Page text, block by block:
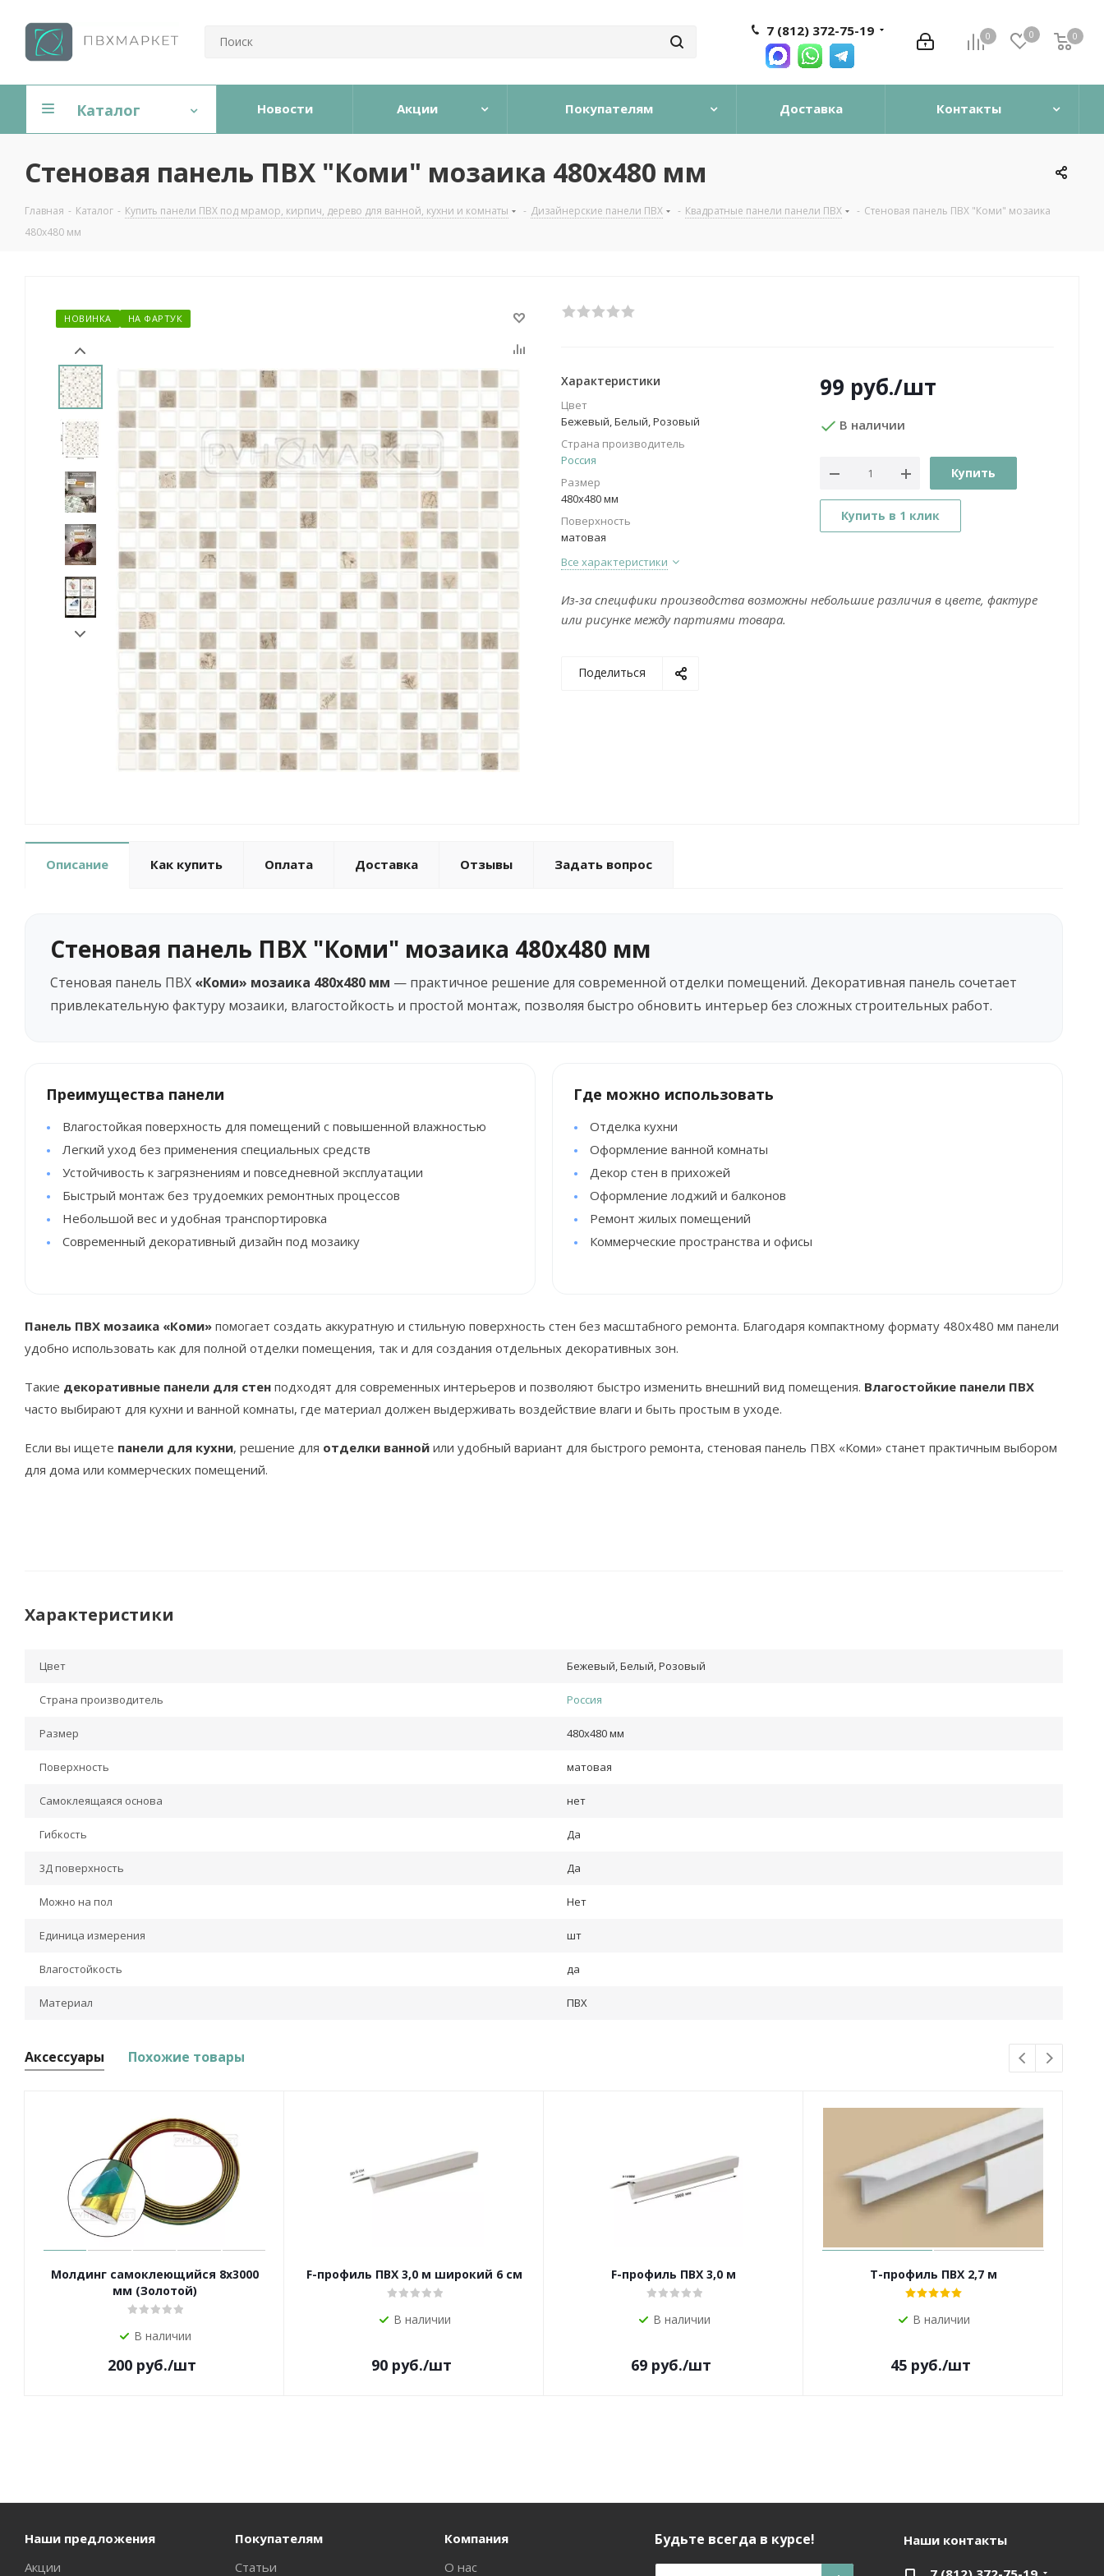
0 0 0
0
7 (812) 372-75-19
Каталог Новости Акции Покупателям Доставка Контакты
Стеновая панель ПВХ "Коми" мозаика 480х480 мм
Главная - Каталог - Купить панели ПВХ под мрамор, кирпич, дерево для ванной, кухни и комнаты - Дизайнерские панели ПВХ - Квадратные панели панели ПВХ - Стеновая панель ПВХ "Коми" мозаика
480х480 мм
НОВИНКА НА ФАРТУК
Характеристики
Цвет
Бежевый, Белый, Розовый
Страна производитель
Россия
Размер
480х480 мм
Поверхность
матовая
Все характеристики
99 руб./шт
В наличии
Купить
Купить в 1 клик
Из-за специфики производства возможны небольшие различия в цвете, фактуре
или рисунке между партиями товара.
Поделиться
Описание Как купить Оплата Доставка Отзывы Задать вопрос
Стеновая панель ПВХ "Коми" мозаика 480х480 мм
Стеновая панель ПВХ «Коми» мозаика 480х480 мм — практичное решение для современной отделки помещений. Декоративная панель сочетает
привлекательную фактуру мозаики, влагостойкость и простой монтаж, позволяя быстро обновить интерьер без сложных строительных работ.
Преимущества панели
Влагостойкая поверхность для помещений с повышенной влажностью
Легкий уход без применения специальных средств
Устойчивость к загрязнениям и повседневной эксплуатации
Быстрый монтаж без трудоемких ремонтных процессов
Небольшой вес и удобная транспортировка
Современный декоративный дизайн под мозаику
Где можно использовать
Отделка кухни
Оформление ванной комнаты
Декор стен в прихожей
Оформление лоджий и балконов
Ремонт жилых помещений
Коммерческие пространства и офисы
Панель ПВХ мозаика «Коми» помогает создать аккуратную и стильную поверхность стен без масштабного ремонта. Благодаря компактному формату 480х480 мм панели
удобно использовать как для полной отделки помещения, так и для создания отдельных декоративных зон.
Такие декоративные панели для стен подходят для современных интерьеров и позволяют быстро изменить внешний вид помещения. Влагостойкие панели ПВХ
часто выбирают для кухни и ванной комнаты, где материал должен выдерживать воздействие влаги и быть простым в уходе.
Если вы ищете панели для кухни, решение для отделки ванной или удобный вариант для быстрого ремонта, стеновая панель ПВХ «Коми» станет практичным выбором
для дома или коммерческих помещений.
Характеристики
Цвет Бежевый, Белый, Розовый
Страна производитель Россия
Размер 480х480 мм
Поверхность матовая
Самоклеящаяся основа нет
Гибкость Да
3Д поверхность Да
Можно на пол Нет
Единица измерения шт
Влагостойкость да
Материал ПВХ
Аксессуары Похожие товары
Молдинг самоклеющийся 8х3000
мм (Золотой)
В наличии
200руб./шт
F-профиль ПВХ 3,0 м широкий 6 см
В наличии
90руб./шт
F-профиль ПВХ 3,0 м
В наличии
69руб./шт
Т-профиль ПВХ 2,7 м
В наличии
45руб./шт
Наши предложения
Акции
Покупателям
Статьи
Компания
О нас
Будьте всегда в курсе! Наши контакты